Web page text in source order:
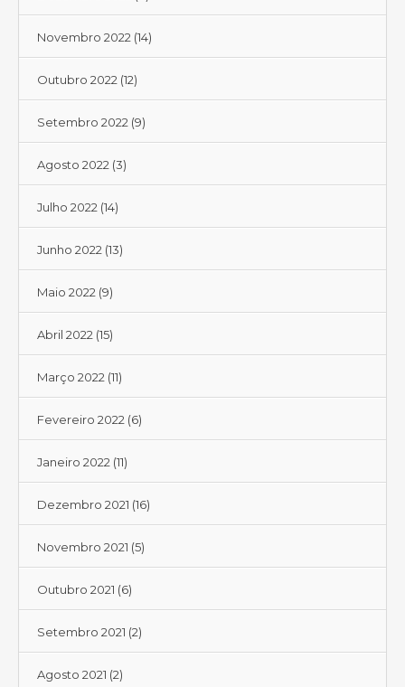
Novembro 2022 (14)
Outubro 2022 (12)
Setembro 2022 (9)
Agosto 2022 (3)
Julho 2022 (14)
Junho 2022 (13)
Maio 2022 (9)
Abril 2022 (15)
Março 2022 (11)
Fevereiro 2022 (6)
Janeiro 2022 (11)
Dezembro 2021 (16)
Novembro 2021 (5)
Outubro 2021 (6)
Setembro 2021 (2)
Agosto 2021 (2)